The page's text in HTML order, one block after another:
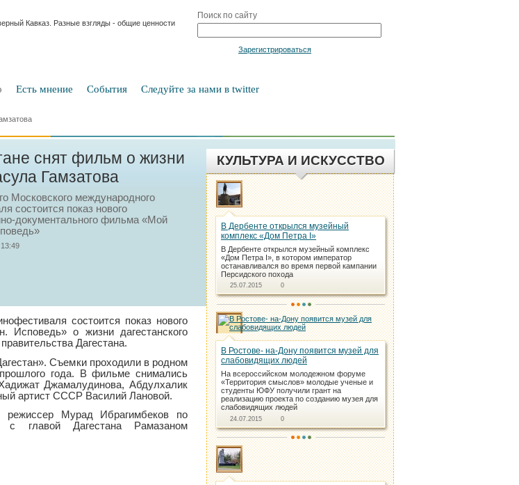
Поиск по сайту
Зарегистрироваться
Есть мнение События Следуйте за нами в twitter
снят фильм о жизни
Гамзатова
Московского международного
состоится показ нового
документального фильма «Мой
состоится показ нового
Исповедь» о жизни дагестанского
Дагестана.
Съемки проходили в родном
года. В фильме снимались
Джамалудинова, Абдулхалик
артист СССР Василий Лановой.
Мурад Ибрагимбеков по
с главой Дагестана Рамазаном
КУЛЬТУРА И ИСКУССТВО
В Дербенте открылся музейный
комплекс «Дом Петра I»
В Дербенте открылся музейный комплекс
«Дом Петра I», в котором император
останавливался во время первой кампании
Персидского похода
25.07.2015 0
В Ростове- на-Дону появится музей для
слабовидящих людей
На всероссийском молодежном форуме
«Территория смыслов» молодые ученые и
студенты ЮФУ получили грант на
реализацию проекта по созданию музея для
слабовидящих людей
24.07.2015 0